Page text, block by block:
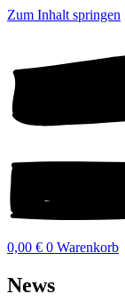
Zum Inhalt springen
0,00 € 0 Warenkorb
News